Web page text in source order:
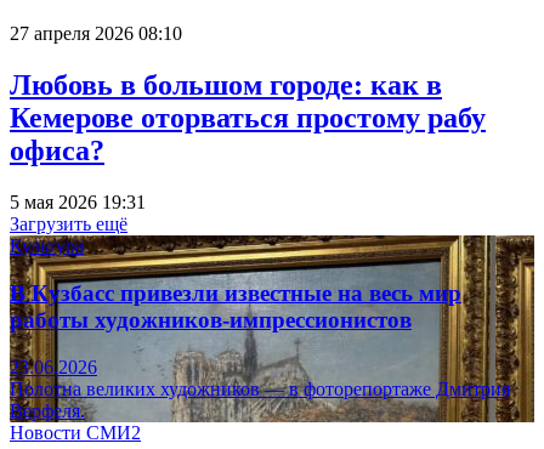
27 апреля 2026 08:10
Любовь в большом городе: как в
Кемерове оторваться простому рабу
офиса?
5 мая 2026 19:31
Загрузить ещё
Культура
В Кузбасс привезли известные на весь мир
работы художников-импрессионистов
23.06.2026
Полотна великих художников — в фоторепортаже Дмитрия
Верфеля.
Новости СМИ2